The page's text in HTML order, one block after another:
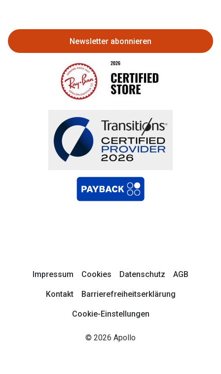
Newsletter abonnieren
Impressum Cookies Datenschutz AGB
Kontakt Barrierefreiheitserklärung
Cookie-Einstellungen
© 2026 Apollo